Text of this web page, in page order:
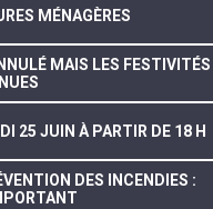
MÉNAGÈRES
MAIS LES FESTIVITÉS
25 JUIN À PARTIR DE 18 H
DES INCENDIES :